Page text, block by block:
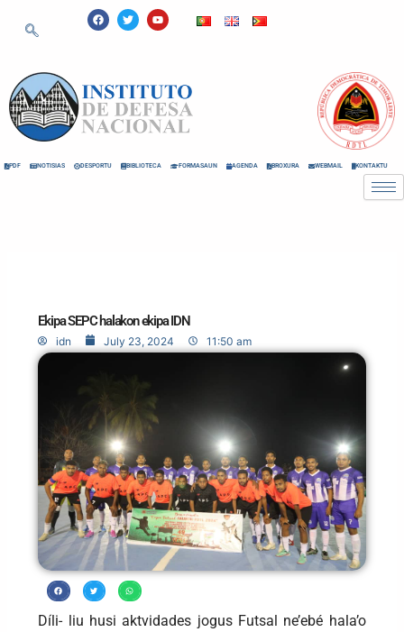
F
a
c
k
T
w
i
Y
o
u
PDF NOTISIAS DESPORTU BIBLIOTECA FORMASAUN AGENDA BROXURA WEBMAIL KONTAKTU
Ekipa SEPC halakon ekipa IDN
idn July 23, 2024 11:50 am
Díli- liu husi aktvidades jogus Futsal ne’ebé hala’o